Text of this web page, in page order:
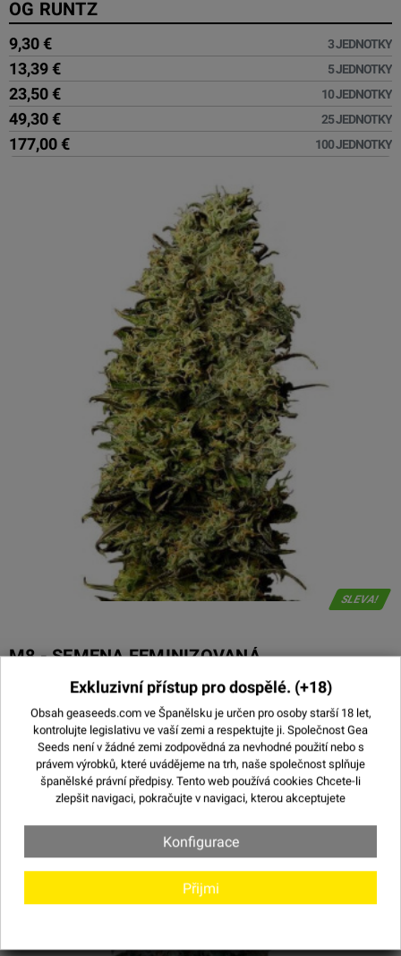
OG RUNTZ
9,30 € 3 JEDNOTKY
13,39 € 5 JEDNOTKY
23,50 € 10 JEDNOTKY
49,30 € 25 JEDNOTKY
177,00 € 100 JEDNOTKY
SLEVA!
M8 - SEMENA FEMINIZOVANÁ
3 JEDNOTKY
13,00 € 5 JEDNOTKY
23,00 € 10 JEDNOTKY
47,50 € 25 JEDNOTKY
180,00 € 100 JEDNOTKY
Exkluzivní přístup pro dospělé. (+18)
Obsah geaseeds.com ve Španělsku je určen pro osoby starší 18 let,
kontrolujte legislativu ve vaší zemi a respektujte ji. Společnost Gea
Seeds není v žádné zemi zodpovědná za nevhodné použití nebo s
právem výrobků, které uvádějeme na trh, naše společnost splňuje
španělské právní předpisy. Tento web používá cookies Chcete-li
zlepšit navigaci, pokračujte v navigaci, kterou akceptujete
Konfigurace
Přijmi